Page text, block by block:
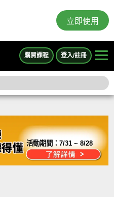
立即使用
購買課程 登入/註冊
活動期間：7/31 ~ 8/28